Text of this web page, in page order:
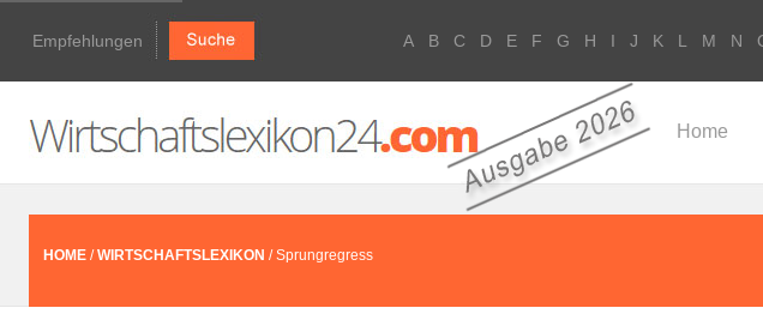
Empfehlungen A B C D E F G H I J K L M N
Home
HOME /WIRTSCHAFTSLEXIKON / Sprungregress